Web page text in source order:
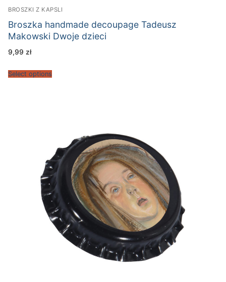
BROSZKI Z KAPSLI
Broszka handmade decoupage Tadeusz
Makowski Dwoje dzieci
9,99 zł
Select options